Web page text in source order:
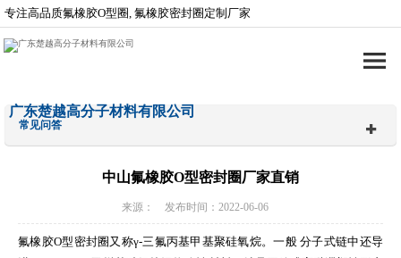
专注高品质氟橡胶O型圈, 氟橡胶密封圈定制厂家
广东楚越高分子材料有限公司
常见问答
中山氟橡胶O型密封圈厂家直销
来源： 发布时间：2022-06-06
氟橡胶O型密封圈又称γ-三氟丙基甲基聚硅氧烷。一般 分子式链中还导